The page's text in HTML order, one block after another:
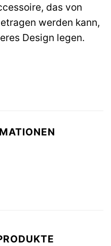
das von
werden kann,
Design legen.